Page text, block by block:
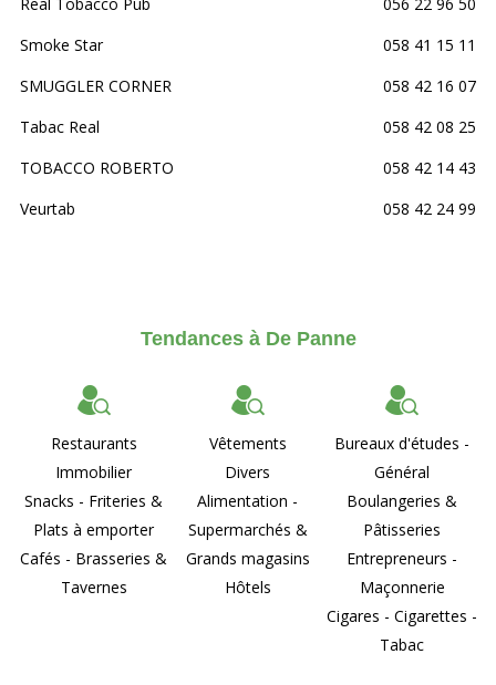
Smoke Star
058 41 15 11
SMUGGLER CORNER
058 42 16 07
Tabac Real
058 42 08 25
TOBACCO ROBERTO
058 42 14 43
Veurtab
058 42 24 99
Tendances à De Panne
Restaurants
Immobilier
Snacks - Friteries &
Plats à emporter
Cafés - Brasseries &
Tavernes
Vêtements
Divers
Alimentation -
Supermarchés &
Grands magasins
Hôtels
Bureaux d'études -
Général
Boulangeries &
Pâtisseries
Entrepreneurs -
Maçonnerie
Cigares - Cigarettes -
Tabac